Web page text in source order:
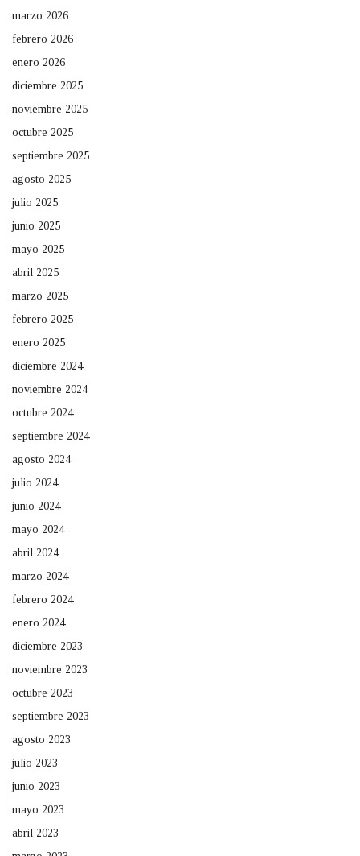
marzo 2026
febrero 2026
enero 2026
diciembre 2025
noviembre 2025
octubre 2025
septiembre 2025
agosto 2025
julio 2025
junio 2025
mayo 2025
abril 2025
marzo 2025
febrero 2025
enero 2025
diciembre 2024
noviembre 2024
octubre 2024
septiembre 2024
agosto 2024
julio 2024
junio 2024
mayo 2024
abril 2024
marzo 2024
febrero 2024
enero 2024
diciembre 2023
noviembre 2023
octubre 2023
septiembre 2023
agosto 2023
julio 2023
junio 2023
mayo 2023
abril 2023